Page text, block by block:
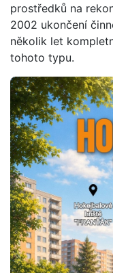
prostředků na
2002 ukončení
několik let
tohoto typu.